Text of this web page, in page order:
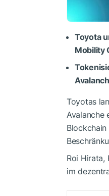
Toyota
Mobility
Toyotas
Avalanche
Roi Hirata,
im